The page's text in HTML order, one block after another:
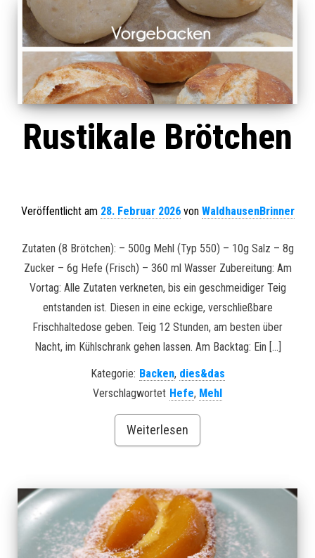
Rustikale Brötchen
Veröffentlicht am 28. Februar 2026von WaldhausenBrinner
Zutaten (8 Brötchen): – 500g Mehl (Typ 550) – 10g Salz – 8g
Zucker – 6g Hefe (Frisch) – 360 ml Wasser Zubereitung: Am
Vortag: Alle Zutaten verkneten, bis ein geschmeidiger Teig
entstanden ist. Diesen in eine eckige, verschließbare
Frischhaltedose geben. Teig 12 Stunden, am besten über
Nacht, im Kühlschrank gehen lassen. Am Backtag: Ein […]
Kategorie: Backen, dies&das
Verschlagwortet Hefe, Mehl
Weiterlesen